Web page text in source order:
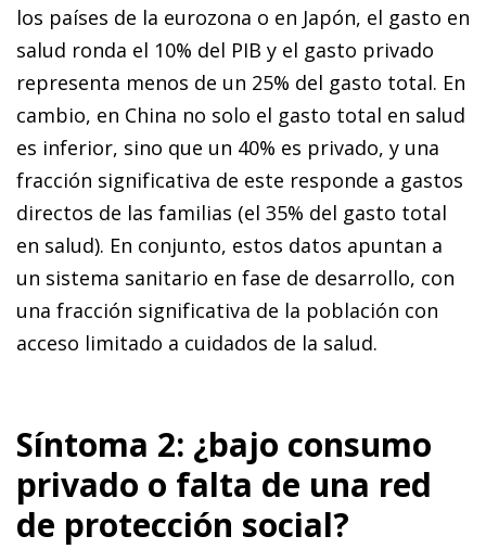
los países de la eurozona o en Japón, el gasto en
salud ronda el 10% del PIB y el gasto privado
representa menos de un 25% del gasto total. En
cambio, en China no solo el gasto total en salud
es inferior, sino que un 40% es privado, y una
fracción significativa de este responde a gastos
directos de las familias (el 35% del gasto total
en salud). En conjunto, estos datos apuntan a
un sistema sanitario en fase de desarrollo, con
una fracción significativa de la población con
acceso limitado a cuidados de la salud.
Síntoma 2: ¿bajo consumo
privado o falta de una red
de protección social?